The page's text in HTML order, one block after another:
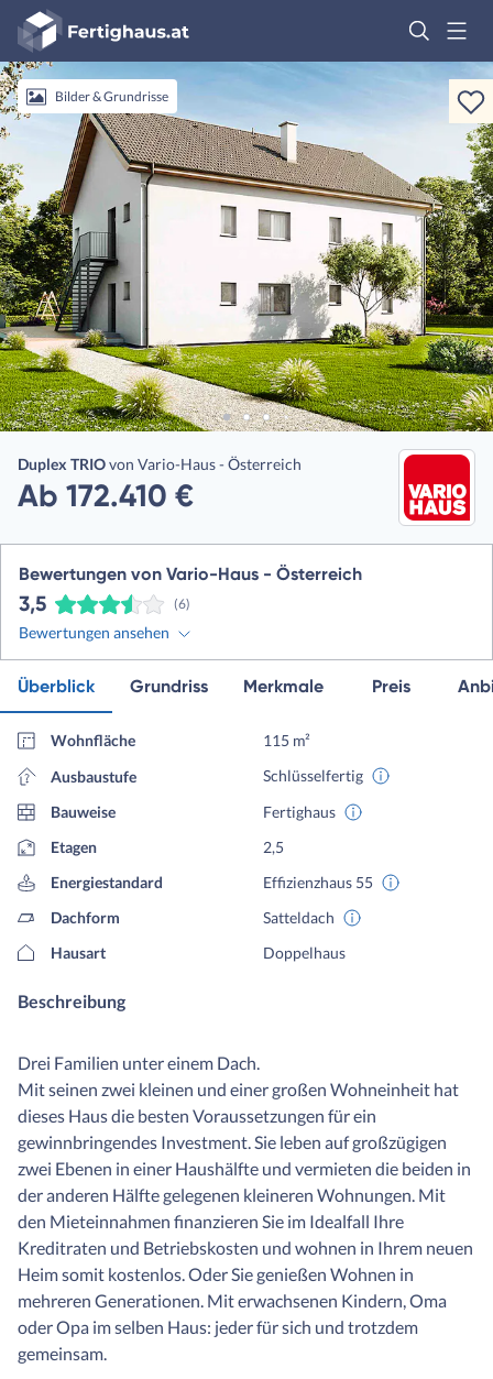
Fertighaus
Logo
AnmeldenBilder & Grundrisse
Duplex TRIOvon Vario-Haus - Österreich
Ab 172.410 €
Bewertungen von Vario-Haus - Österreich
3,5 (6)
Bewertungen ansehen
Überblick Grundriss Merkmale Preis
Wohnfläche
115 m²
Ausbaustufe
Schlüsselfertig
Bauweise
Fertighaus
Etagen
2,5
Energiestandard
Effizienzhaus 55
Dachform
Satteldach
Hausart
Doppelhaus
Beschreibung
Drei Familien unter einem Dach.
Mit seinen zwei kleinen und einer großen Wohneinheit hat
dieses Haus die besten Voraussetzungen für ein
gewinnbringendes Investment. Sie leben auf großzügigen
zwei Ebenen in einer Haushälfte und vermieten die beiden in
der anderen Hälfte gelegenen kleineren Wohnungen. Mit
den Mieteinnahmen finanzieren Sie im Idealfall Ihre
Kreditraten und Betriebskosten und wohnen in Ihrem neuen
Heim somit kostenlos. Oder Sie genießen Wohnen in
mehreren Generationen. Mit erwachsenen Kindern, Oma
oder Opa im selben Haus: jeder für sich und trotzdem
gemeinsam.